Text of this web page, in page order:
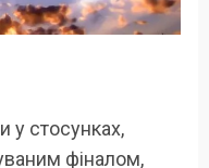
у стосунках,
фіналом,